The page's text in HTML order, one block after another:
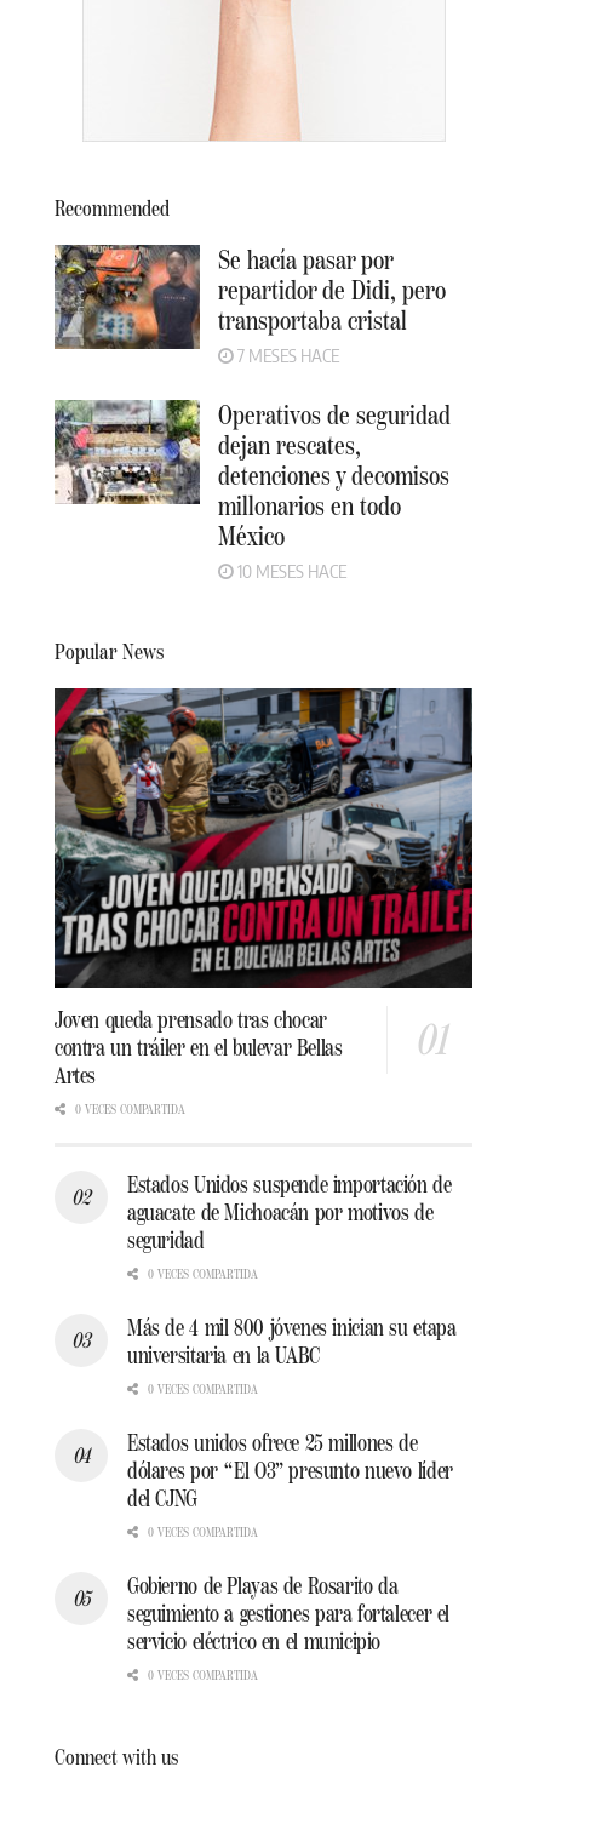
Recommended
Se hacía pasar por
repartidor de Didi, pero
transportaba cristal
7 MESES HACE
Operativos de seguridad
dejan rescates,
detenciones y decomisos
millonarios en todo
México
10 MESES HACE
Popular News
Joven queda prensado tras chocar
contra un tráiler en el bulevar Bellas
Artes
0 VECES COMPARTIDA
Estados Unidos suspende importación de
aguacate de Michoacán por motivos de
seguridad
0 VECES COMPARTIDA
Más de 4 mil 800 jóvenes inician su etapa
universitaria en la UABC
0 VECES COMPARTIDA
Estados unidos ofrece 25 millones de
dólares por “El O3” presunto nuevo líder
del CJNG
0 VECES COMPARTIDA
Gobierno de Playas de Rosarito da
seguimiento a gestiones para fortalecer el
servicio eléctrico en el municipio
0 VECES COMPARTIDA
Connect with us